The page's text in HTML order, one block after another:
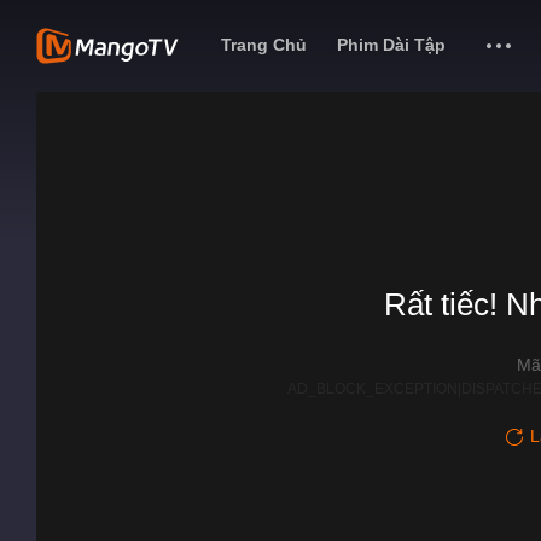
Trang Chủ Phim Dài Tập
Rất tiếc!